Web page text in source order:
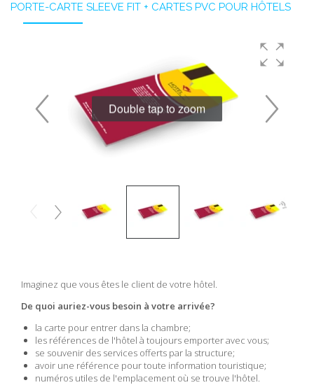
PORTE-CARTE SLEEVE FIT + CARTES PVC POUR HÔTELS
Double tap to zoom
Imaginez que vous êtes le client de votre hôtel.
De quoi auriez-vous besoin à votre arrivée?
la carte pour entrer dans la chambre;
les références de l'hôtel à toujours emporter avec vous;
se souvenir des services offerts par la structure;
avoir une référence pour toute information touristique;
numéros utiles de l'emplacement où se trouve l'hôtel.